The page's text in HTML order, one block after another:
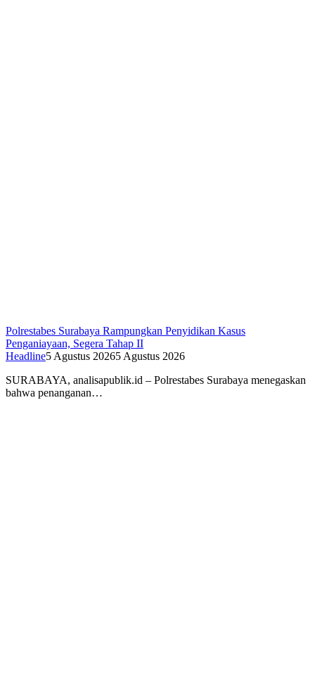
Polrestabes Surabaya Rampungkan Penyidikan Kasus
Penganiayaan, Segera Tahap II
Headline5 Agustus 20265 Agustus 2026
SURABAYA, analisapublik.id – Polrestabes Surabaya menegaskan
bahwa penanganan…